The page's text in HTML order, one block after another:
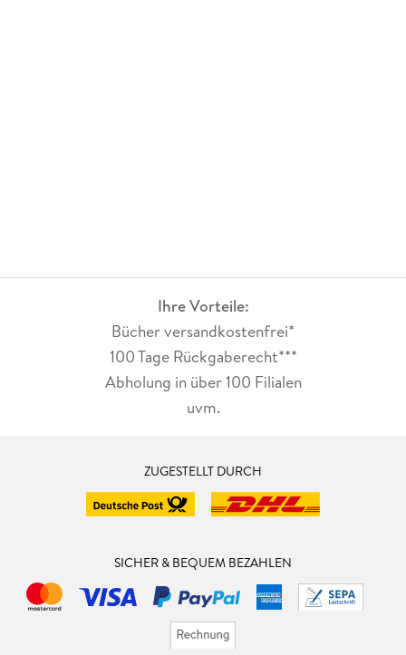
Ihre Vorteile:
Bücher versandkostenfrei*
100 Tage Rückgaberecht***
Abholung in über 100 Filialen
uvm.
ZUGESTELLT DURCH
SICHER & BEQUEM BEZAHLEN